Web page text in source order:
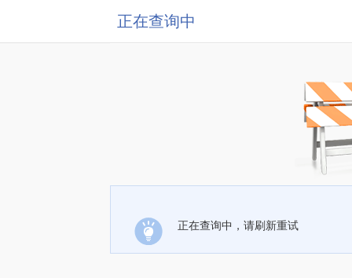
正在查询中
正在查询中，请刷新重试